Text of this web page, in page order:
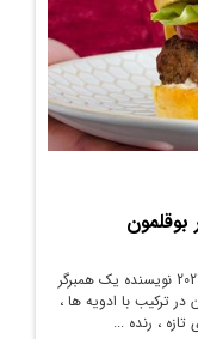
طرز پخت ساندویچ چیز برگر بوقلمون ژانویه 24, 2021 نویسنده یک همبرگر
ترکیب با ادویه ها ،
، رنده ...